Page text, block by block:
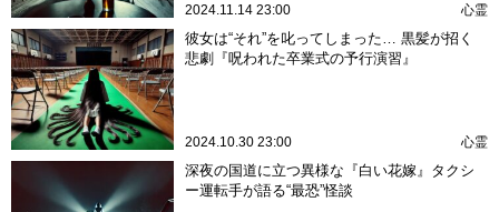
2024.11.14 23:00 心霊
彼女は“それ”を叱ってしまった… 黒髪が招く
悲劇『呪われた卒業式の予行演習』
2024.10.30 23:00 心霊
深夜の国道に立つ異様な『白い花嫁』タクシ
ー運転手が語る“最恐”怪談